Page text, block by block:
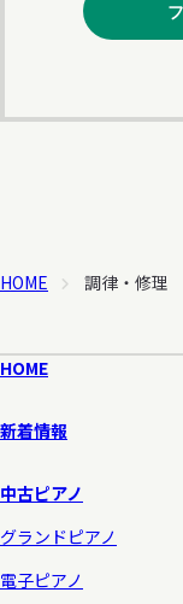
HOME 調律・修理
HOME
新着情報
中古ピアノ
グランドピアノ
電子ピアノ